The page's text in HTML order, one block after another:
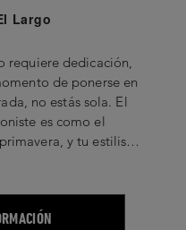
Largo
requiere dedicación,
de ponerse en
no estás sola. El
es como el
y tu estilista